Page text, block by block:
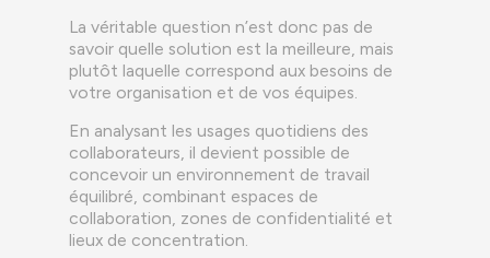
La véritable question n’est donc pas de
savoir quelle solution est la meilleure, mais
plutôt laquelle correspond aux besoins de
votre organisation et de vos équipes.
En analysant les usages quotidiens des
collaborateurs, il devient possible de
concevoir un environnement de travail
équilibré, combinant espaces de
collaboration, zones de confidentialité et
lieux de concentration.